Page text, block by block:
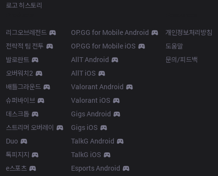
로고 히스토리
리그오브레전드
전략적 팀 전투
발로란트
오버워치2
배틀그라운드
슈퍼바이브
데스크톱
스트리머 오버레이
Duo
톡피지지
e스포츠
OP.GG for Mobile Android
OP.GG for Mobile iOS
AllT Android
AllT iOS
Valorant Android
Valorant iOS
Gigs Android
Gigs iOS
TalkG Android
TalkG iOS
Esports Android
개인정보처리방침
도움말
문의/피드백